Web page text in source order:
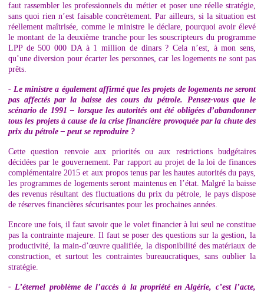
faut rassembler les professionnels du métier et poser une réelle stratégie,
sans quoi rien n’est faisable concrètement. Par ailleurs, si la situation est
réellement maîtrisée, comme le ministre le déclare, pourquoi avoir élevé
le montant de la deuxième tranche pour les souscripteurs du programme
LPP de 500 000 DA à 1 million de dinars ? Cela n’est, à mon sens,
qu’une diversion pour écarter les personnes, car les logements ne sont pas
prêts.
- Le ministre a également affirmé que les projets de logements ne seront
pas affectés par la baisse des cours du pétrole. Pensez-vous que le
scénario de 1991 – lorsque les autorités ont été obligées d’abandonner
tous les projets à cause de la crise financière provoquée par la chute des
prix du pétrole – peut se reproduire ?
Cette question renvoie aux priorités ou aux restrictions budgétaires
décidées par le gouvernement. Par rapport au projet de la loi de finances
complémentaire 2015 et aux propos tenus par les hautes autorités du pays,
les programmes de logements seront maintenus en l’état. Malgré la baisse
des revenus résultant des fluctuations du prix du pétrole, le pays dispose
de réserves financières sécurisantes pour les prochaines années.
Encore une fois, il faut savoir que le volet financier à lui seul ne constitue
pas la contrainte majeure. Il faut se poser des questions sur la gestion, la
productivité, la main-d’œuvre qualifiée, la disponibilité des matériaux de
construction, et surtout les contraintes bureaucratiques, sans oublier la
stratégie.
- L’éternel problème de l’accès à la propriété en Algérie, c’est l’acte,